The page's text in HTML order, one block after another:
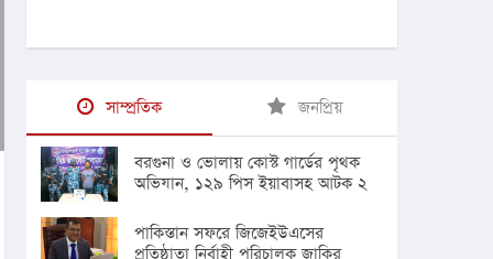
সাম্প্রতিক জনপ্রিয়
বরগুনা ও ভোলায় কোস্ট গার্ডের পৃথক
অভিযান, ১২৯ পিস ইয়াবাসহ আটক ২
পাকিস্তান সফরে জিজেইউএসের
প্রতিষ্ঠাতা নির্বাহী পরিচালক জাকির